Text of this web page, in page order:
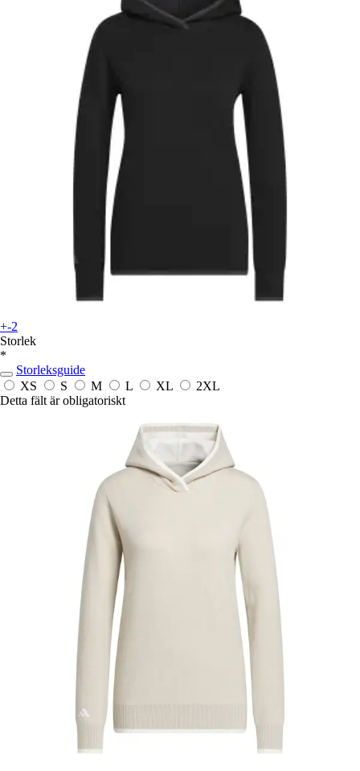
+-2
Storlek
*
Storleksguide
XS
S M L XL
2XL
Detta fält är obligatoriskt